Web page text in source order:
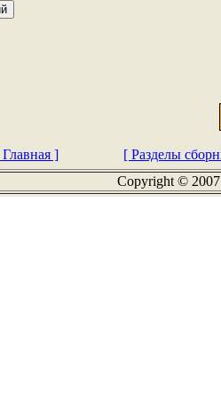
Главная ]
[ Разделы
Copyright ©